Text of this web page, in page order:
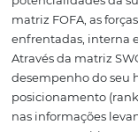
Uma boa análise
hotel em relação
competidores